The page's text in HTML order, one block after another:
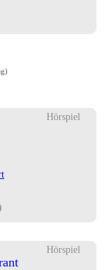
Hörspiel
)
Hörspiel